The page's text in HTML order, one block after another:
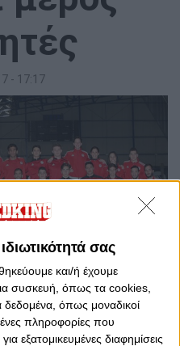
σας
και/ή έχουμε
συσκευή, όπως τα cookies,
δεδομένα, όπως μοναδικοί
πληροφορίες που
εξατομικευμένες διαφημίσεις
- 17:17